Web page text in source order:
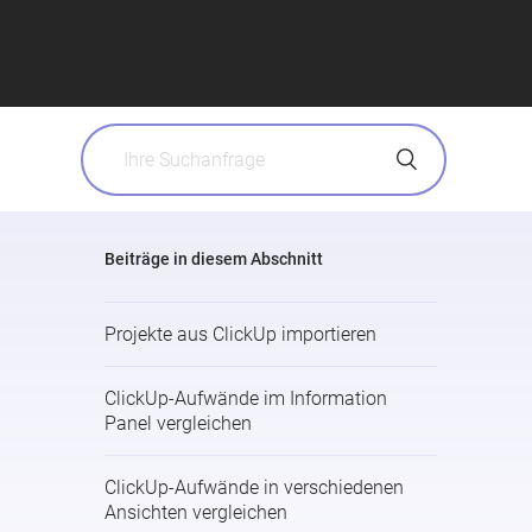
Beiträge in diesem Abschnitt
Projekte aus ClickUp importieren
ClickUp-Aufwände im Information
Panel vergleichen​
ClickUp-Aufwände in verschiedenen
Ansichten vergleichen​